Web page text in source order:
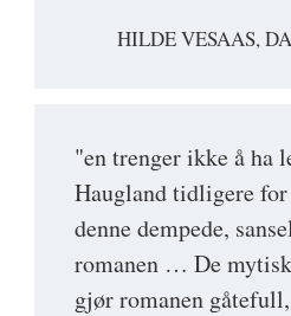
HILDE VESAAS,
"en trenger ikke å ha
Haugland tidligere
denne dempede,
romanen … De
gjør romanen